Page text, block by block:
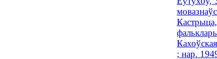
; нар.